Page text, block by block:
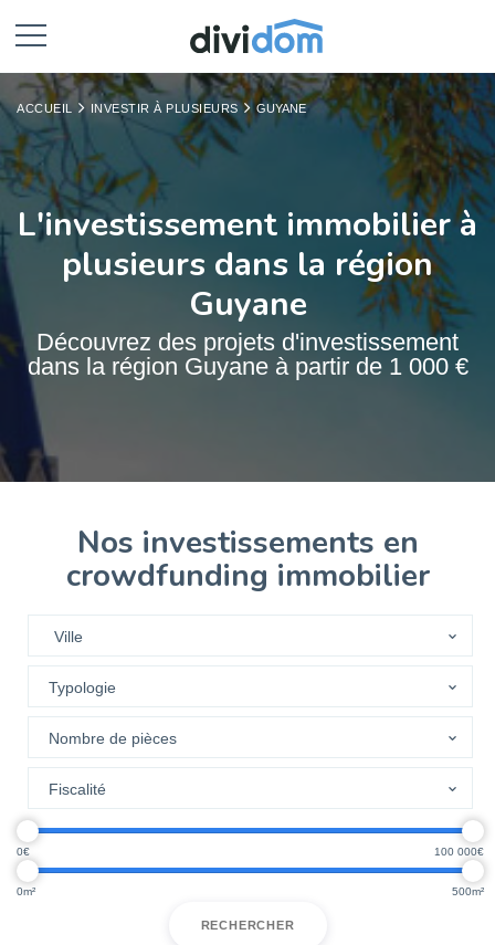
ACCUEIL INVESTIR À PLUSIEURS GUYANE
L'investissement immobilier à
plusieurs dans la région
Guyane
Découvrez des projets d'investissement
dans la région Guyane à partir de 1 000 €
Nos investissements en
crowdfunding immobilier
0 100 000
0 500
RECHERCHER